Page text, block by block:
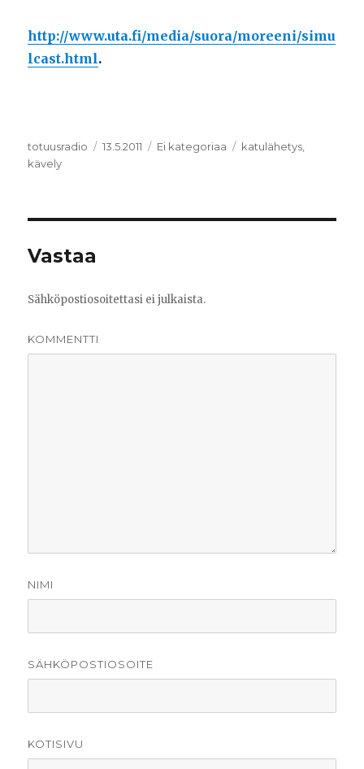
http://www.uta.fi/media/suora/moreeni/simu
lcast.html.
Kirjoittaja
totuusradio Julkaistu
13.5.2011 Kategoriat
Ei kategoriaa Avainsanat
katulähetys
kävely
Vastaa
Sähköpostiosoitettasi ei julkaista.
KOMMENTTI
NIMI
SÄHKÖPOSTIOSOITE
KOTISIVU